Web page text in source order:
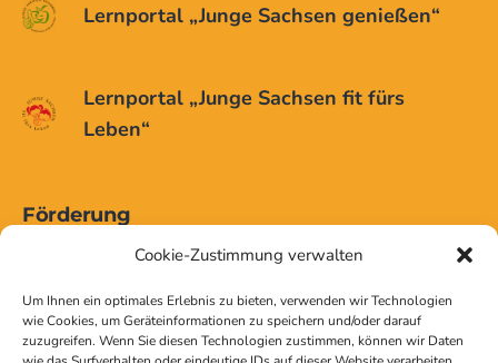
Cookie-Zustimmung verwalten
Um Ihnen ein optimales Erlebnis zu bieten, verwenden wir Technologien
wie Cookies, um Geräteinformationen zu speichern und/oder darauf
zuzugreifen. Wenn Sie diesen Technologien zustimmen, können wir Daten
Lernportal „Junge Sachsen genießen“
Lernportal „Junge Sachsen fit fürs
Leben“
Förderung